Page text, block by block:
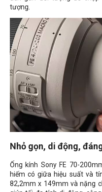
tượng.
Nhỏ gọn, di động,
Ống kính Sony FE 70-
hiếm có giữa hiệu suất và
82,2mm x 149mm và nặng